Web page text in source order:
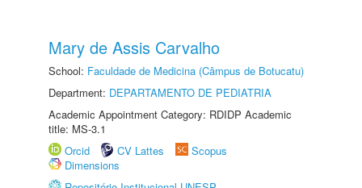
Mary de Assis Carvalho
School: Faculdade de Medicina (Câmpus de Botucatu)
Department: DEPARTAMENTO DE PEDIATRIA
Academic Appointment Category: RDIDP Academic
title: MS-3.1
Orcid
CV Lattes
Scopus
Dimensions